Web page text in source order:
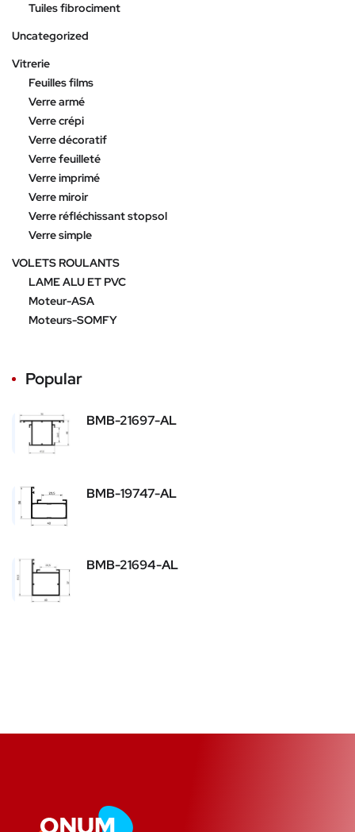
Tuiles fibrociment
Uncategorized
Vitrerie
Feuilles films
Verre armé
Verre crépi
Verre décoratif
Verre feuilleté
Verre imprimé
Verre miroir
Verre réfléchissant stopsol
Verre simple
VOLETS ROULANTS
LAME ALU ET PVC
Moteur-ASA
Moteurs-SOMFY
Popular
BMB-21697-AL
BMB-19747-AL
BMB-21694-AL